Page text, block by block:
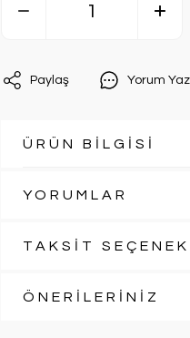
Paylaş Yorum Yaz
ÜRÜN BİLGİSİ
YORUMLAR
TAKSİT
ÖNERİLERİNİZ